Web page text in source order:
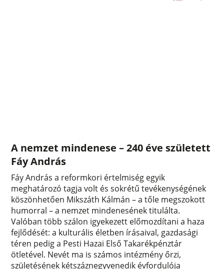
A nemzet mindenese – 240 éve született
Fáy András
Fáy András a reformkori értelmiség egyik
meghatározó tagja volt és sokrétű tevékenységének
köszönhetően Mikszáth Kálmán – a tőle megszokott
humorral – a nemzet mindenesének titulálta.
Valóban több szálon igyekezett előmozdítani a haza
fejlődését: a kulturális életben írásaival, gazdasági
téren pedig a Pesti Hazai Első Takarékpénztár
ötletével. Nevét ma is számos intézmény őrzi,
születésének kétszáznegyvenedik évfordulója